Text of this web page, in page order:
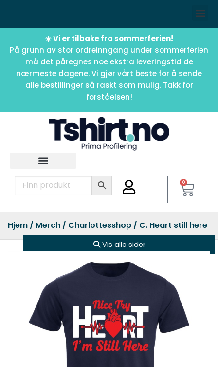
☀️ Vi er tilbake fra sommerferien!
På grunn av stor ordreinngang under sommerferien
må det påregnes noe ekstra leveringstid de
nærmeste dagene. Vi gjør vårt beste for å sende
alle bestillinger så raskt som mulig. Takk for
forståelsen!
0
Hjem / Merch / Charlottesshop / C. Heart still here T
Vis alle sider